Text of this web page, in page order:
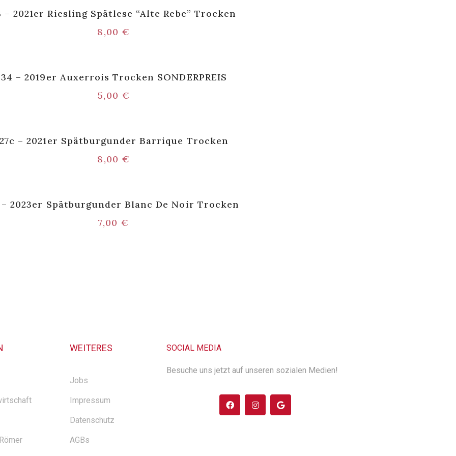
– 2021er Riesling Spätlese “Alte Rebe” Trocken
8,00€
34 – 2019er Auxerrois Trocken SONDERPREIS
5,00 €
27c – 2021er Spätburgunder Barrique Trocken
8,00€
– 2023er Spätburgunder Blanc De Noir Trocken
7,00€
WEITERES
Jobs
Impressum
Datenschutz
AGBs
SOCIAL MEDIA
Besuche uns jetzt auf unseren sozialen Medien!